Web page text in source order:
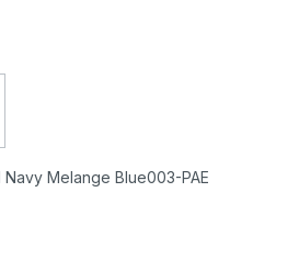
Cashmere Turtleneck
Pullover Cashmere
Rollkragen Pullover
Tailor Herren Rollkragen
Navy Melange Blue003-PAE